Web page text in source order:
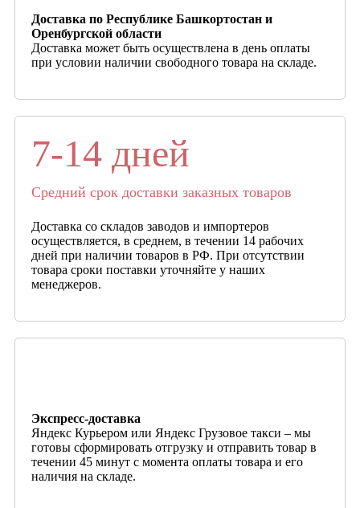
Доставка по Республике Башкортостан и
Оренбургской области
Доставка может быть осуществлена в день оплаты
при условии наличии свободного товара на складе.
7-14 дней
Средний срок доставки заказных товаров
Доставка со складов заводов и импортеров
осуществляется, в среднем, в течении 14 рабочих
дней при наличии товаров в РФ. При отсутствии
товара сроки поставки уточняйте у наших
менеджеров.
Экспресс-доставка
Яндекс Курьером или Яндекс Грузовое такси – мы
готовы сформировать отгрузку и отправить товар в
течении 45 минут с момента оплаты товара и его
наличия на складе.